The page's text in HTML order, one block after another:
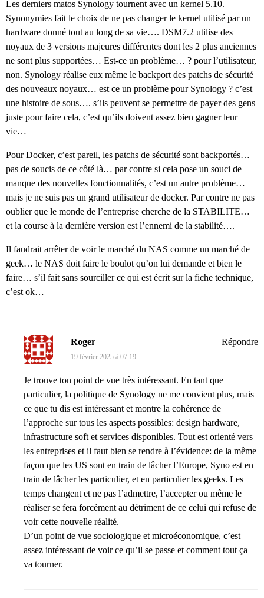
Les derniers matos Synology tournent avec un kernel 5.10.
Synonymies fait le choix de ne pas changer le kernel utilisé par un
hardware donné tout au long de sa vie…. DSM7.2 utilise des
noyaux de 3 versions majeures différentes dont les 2 plus anciennes
ne sont plus supportées… Est-ce un problème… ? pour l’utilisateur,
non. Synology réalise eux même le backport des patchs de sécurité
des nouveaux noyaux… est ce un problème pour Synology ? c’est
une histoire de sous…. s’ils peuvent se permettre de payer des gens
juste pour faire cela, c’est qu’ils doivent assez bien gagner leur
vie…
Pour Docker, c’est pareil, les patchs de sécurité sont backportés…
pas de soucis de ce côté là… par contre si cela pose un souci de
manque des nouvelles fonctionnalités, c’est un autre problème…
mais je ne suis pas un grand utilisateur de docker. Par contre ne pas
oublier que le monde de l’entreprise cherche de la STABILITE…
et la course à la dernière version est l’ennemi de la stabilité….
Il faudrait arrêter de voir le marché du NAS comme un marché de
geek… le NAS doit faire le boulot qu’on lui demande et bien le
faire… s’il fait sans sourciller ce qui est écrit sur la fiche technique,
c’est ok…
Roger
19 février 2025 à 07:19
Je trouve ton point de vue très intéressant. En tant que
particulier, la politique de Synology ne me convient plus, mais
ce que tu dis est intéressant et montre la cohérence de
l’approche sur tous les aspects possibles: design hardware,
infrastructure soft et services disponibles. Tout est orienté vers
les entreprises et il faut bien se rendre à l’évidence: de la même
façon que les US sont en train de lâcher l’Europe, Syno est en
train de lâcher les particulier, et en particulier les geeks. Les
temps changent et ne pas l’admettre, l’accepter ou même le
réaliser se fera forcément au détriment de ce celui qui refuse de
voir cette nouvelle réalité.
D’un point de vue sociologique et microéconomique, c’est
assez intéressant de voir ce qu’il se passe et comment tout ça
va tourner.
Répondre